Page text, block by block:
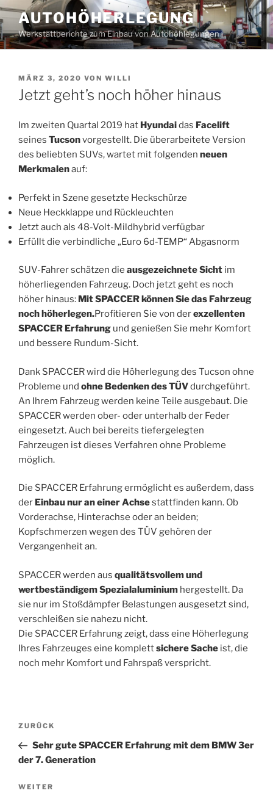
Zum
Inhalt
springen
AUTOHÖHERLEGUNG
Werkstattberichte zum Einbau von Autohöhlegungen
VERÖFFENTLICHT
AM
MÄRZ 3, 2020 VON WILLI
Jetzt geht’s noch höher hinaus
Im zweiten Quartal 2019 hat Hyundaidas Facelift
seines Tucsonvorgestellt. Die überarbeitete Version
des beliebten SUVs, wartet mit folgenden neuen
Merkmalenauf:
Perfekt in Szene gesetzte Heckschürze
Neue Heckklappe und Rückleuchten
Jetzt auch als 48-Volt-Mildhybrid verfügbar
Erfüllt die verbindliche „Euro 6d-TEMP“ Abgasnorm
SUV-Fahrer schätzen die ausgezeichnete Sicht im
höherliegenden Fahrzeug. Doch jetzt geht es noch
höher hinaus: Mit SPACCER können Sie das Fahrzeug
noch höherlegen.Profitieren Sie von derexzellenten
SPACCER Erfahrung und genießen Sie mehr Komfort
und bessere Rundum-Sicht.
Dank SPACCER wird die Höherlegung des Tucson ohne
Probleme und ohne Bedenken des TÜVdurchgeführt.
An Ihrem Fahrzeug werden keine Teile ausgebaut. Die
SPACCER werden ober- oder unterhalb der Feder
eingesetzt. Auch bei bereits tiefergelegten
Fahrzeugen ist dieses Verfahren ohne Probleme
möglich.
Die SPACCER Erfahrung ermöglicht es außerdem, dass
der Einbau nur an einer Achsestattfinden kann. Ob
Vorderachse, Hinterachse oder an beiden;
Kopfschmerzen wegen des TÜV gehören der
Vergangenheit an.
SPACCER werden aus qualitätsvollem und
wertbeständigem Spezialaluminium hergestellt. Da
sie nur im Stoßdämpfer Belastungen ausgesetzt sind,
verschleißen sie nahezu nicht.
Die SPACCER Erfahrung zeigt, dass eine Höherlegung
Ihres Fahrzeuges eine komplettsichere Sache ist, die
noch mehr Komfort und Fahrspaß verspricht.
Beitragsnavigation
Vorheriger
Beitrag
ZURÜCK
Sehr gute SPACCER Erfahrung mit dem BMW 3er
der 7. Generation
Nächster
WEITER